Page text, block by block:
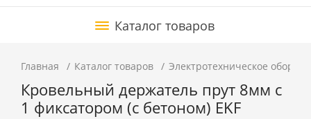
Каталог товаров
Главная Каталог товаров Электротехническое
Кровельный держатель прут 8мм c
1 фиксатором (с бетоном) EKF